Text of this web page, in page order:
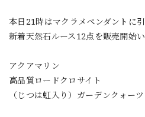
本日21時はマクラメペンダントに
新着天然石ルース12点を販売開始い
アクアマリン
高品質ロードクロサイト
（じつは虹入り）ガーデンクォーツ